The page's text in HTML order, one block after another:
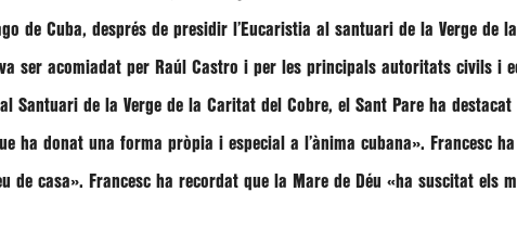
de Cuba, després de presidir l’Eucaristia al santuari de la Verge de
ser acomiadat per Raúl Castro i per les principals autoritats civils i
Santuari de la Verge de la Caritat del Cobre, el Sant Pare ha
ha donat una forma pròpia i especial a l’ànima cubana». Francesc
de casa». Francesc ha recordat que la Mare de Déu «ha suscitat els